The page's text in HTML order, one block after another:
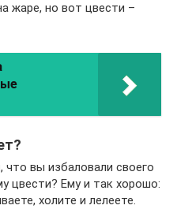
жаре, но вот цвести –
что вы избаловали своего
цвести? Ему и так хорошо:
холите и лелеете.